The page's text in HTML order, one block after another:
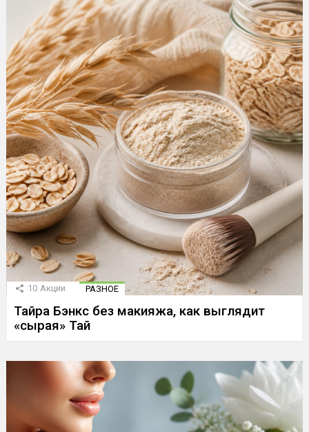
10 Акции РАЗНОЕ
Тайра Бэнкс без макияжа, как выглядит
«сырая» Тай